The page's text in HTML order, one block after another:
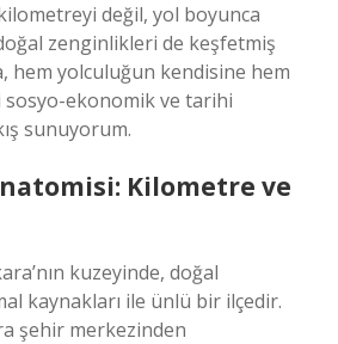
kilometreyi değil, yol boyunca
zenginlikleri de keşfetmiş
hem yolculuğun kendisine hem
sosyo-ekonomik ve tarihi
sunuyorum.
Kilometre ve
kuzeyinde, doğal
kaynakları ile ünlü bir ilçedir.
şehir merkezinden